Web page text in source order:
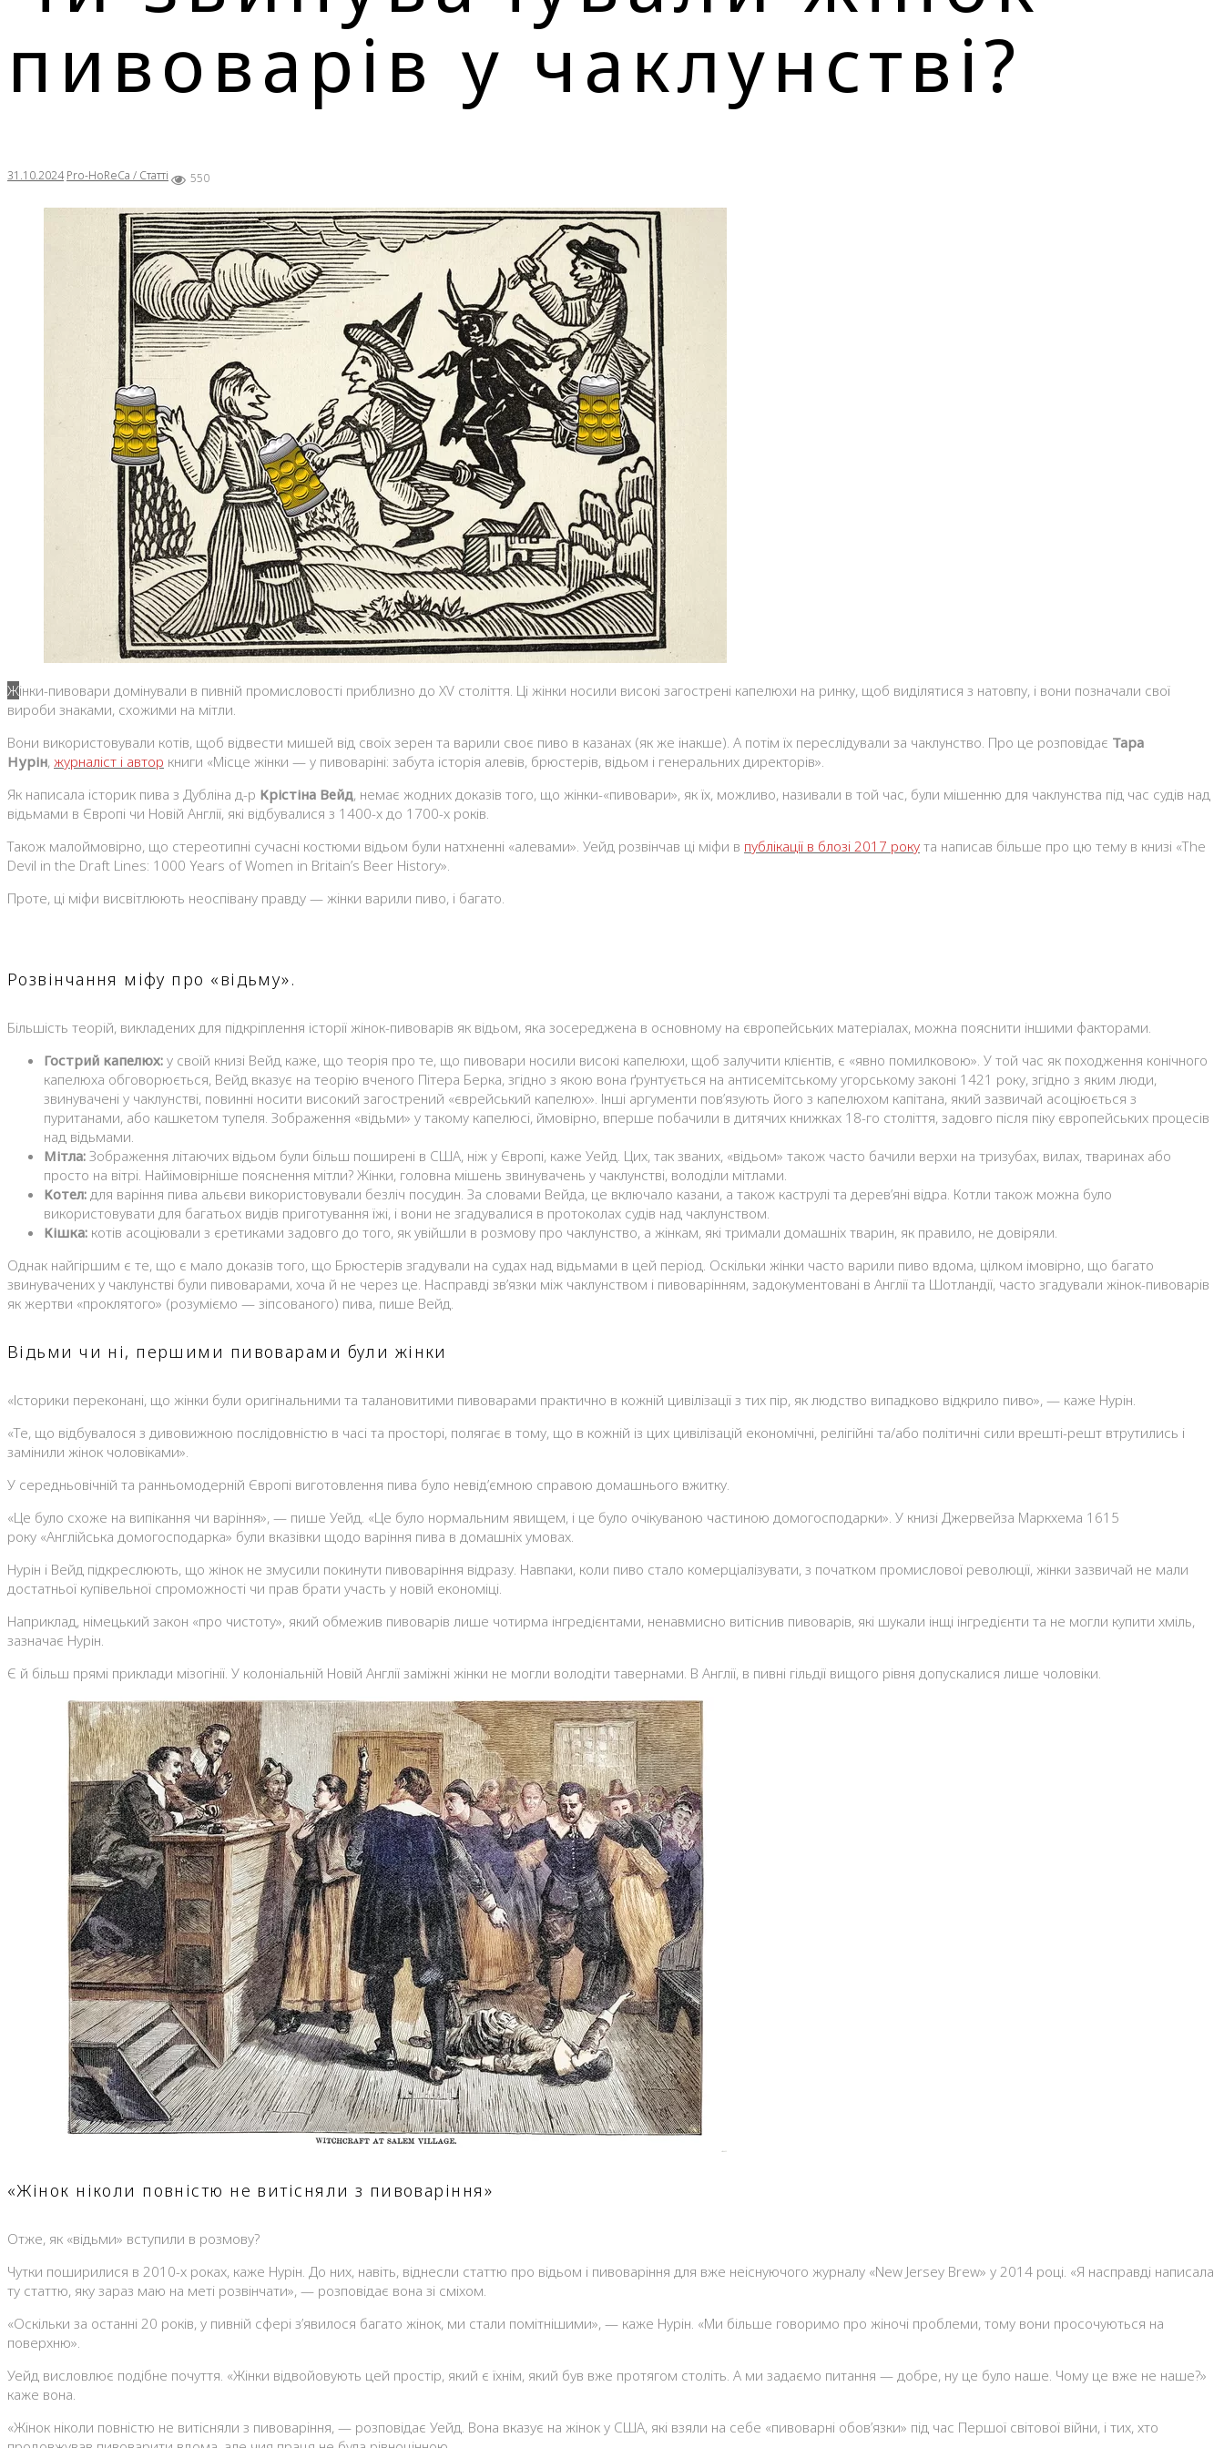
пивоварів у чаклунстві?
31.10.2024 Pro-HoReCa / Статті 550
Жінки-пивовари домінували в пивній промисловості приблизно до XV століття. Ці жінки носили високі загострені капелюхи на ринку, щоб виділятися з натовпу, і вони позначали свої
вироби знаками, схожими на мітли.
Вони використовували котів, щоб відвести мишей від своїх зерен та варили своє пиво в казанах (як же інакше). А потім їх переслідували за чаклунство. Про це розповідає Тара
Нурін, журналіст і автор книги «Місце жінки — у пивоваріні: забута історія алевів, брюстерів, відьом і генеральних директорів».
Як написала історик пива з Дубліна д-р Крістіна Вейд, немає жодних доказів того, що жінки-«пивовари», як їх, можливо, називали в той час, були мішенню для чаклунства під час судів над
відьмами в Європі чи Новій Англії, які відбувалися з 1400-х до 1700-х років.
Також малоймовірно, що стереотипні сучасні костюми відьом були натхненні «алевами». Уейд розвінчав ці міфи в публікації в блозі 2017 року та написав більше про цю тему в книзі «The
Devil in the Draft Lines: 1000 Years of Women in Britain’s Beer History».
Проте, ці міфи висвітлюють неоспівану правду — жінки варили пиво, і багато.
Розвінчання міфу про «відьму».
Більшість теорій, викладених для підкріплення історії жінок-пивоварів як відьом, яка зосереджена в основному на європейських матеріалах, можна пояснити іншими факторами.
Гострий капелюх: у своїй книзі Вейд каже, що теорія про те, що пивовари носили високі капелюхи, щоб залучити клієнтів, є «явно помилковою». У той час як походження конічного
капелюха обговорюється, Вейд вказує на теорію вченого Пітера Берка, згідно з якою вона ґрунтується на антисемітському угорському законі 1421 року, згідно з яким люди,
звинувачені у чаклунстві, повинні носити високий загострений «єврейський капелюх». Інші аргументи пов’язують його з капелюхом капітана, який зазвичай асоціюється з
пуританами, або кашкетом тупеля. Зображення «відьми» у такому капелюсі, ймовірно, вперше побачили в дитячих книжках 18-го століття, задовго після піку європейських процесів
над відьмами.
Мітла: Зображення літаючих відьом були більш поширені в США, ніж у Європі, каже Уейд. Цих, так званих, «відьом» також часто бачили верхи на тризубах, вилах, тваринах або
просто на вітрі. Найімовірніше пояснення мітли? Жінки, головна мішень звинувачень у чаклунстві, володіли мітлами.
Котел: для варіння пива альєви використовували безліч посудин. За словами Вейда, це включало казани, а також каструлі та дерев’яні відра. Котли також можна було
використовувати для багатьох видів приготування їжі, і вони не згадувалися в протоколах судів над чаклунством.
Кішка: котів асоціювали з єретиками задовго до того, як увійшли в розмову про чаклунство, а жінкам, які тримали домашніх тварин, як правило, не довіряли.
Однак найгіршим є те, що є мало доказів того, що Брюстерів згадували на судах над відьмами в цей період. Оскільки жінки часто варили пиво вдома, цілком імовірно, що багато
звинувачених у чаклунстві були пивоварами, хоча й не через це. Насправді зв’язки між чаклунством і пивоварінням, задокументовані в Англії та Шотландії, часто згадували жінок-пивоварів
як жертви «проклятого» (розуміємо — зіпсованого) пива, пише Вейд.
Відьми чи ні, першими пивоварами були жінки
«Історики переконані, що жінки були оригінальними та талановитими пивоварами практично в кожній цивілізації з тих пір, як людство випадково відкрило пиво», — каже Нурін.
«Те, що відбувалося з дивовижною послідовністю в часі та просторі, полягає в тому, що в кожній із цих цивілізацій економічні, релігійні та/або політичні сили врешті-решт втрутились і
замінили жінок чоловіками».
У середньовічній та ранньомодерній Європі виготовлення пива було невід’ємною справою домашнього вжитку.
«Це було схоже на випікання чи варіння», — пише Уейд. «Це було нормальним явищем, і це було очікуваною частиною домогосподарки». У книзі Джервейза Маркхема 1615
року «Англійська домогосподарка» були вказівки щодо варіння пива в домашніх умовах.
Нурін і Вейд підкреслюють, що жінок не змусили покинути пивоваріння відразу. Навпаки, коли пиво стало комерціалізувати, з початком промислової революції, жінки зазвичай не мали
достатньої купівельної спроможності чи прав брати участь у новій економіці.
Наприклад, німецький закон «про чистоту», який обмежив пивоварів лише чотирма інгредієнтами, ненавмисно витіснив пивоварів, які шукали інщі інгредієнти та не могли купити хміль,
зазначає Нурін.
Є й більш прямі приклади мізогінії. У колоніальній Новій Англії заміжні жінки не могли володіти тавернами. В Англії, в пивні гільдії вищого рівня допускалися лише чоловіки.
«Жінок ніколи повністю не витісняли з пивоваріння»
Отже, як «відьми» вступили в розмову?
Чутки поширилися в 2010-х роках, каже Нурін. До них, навіть, віднесли статтю про відьом і пивоваріння для вже неіснуючого журналу «New Jersey Brew» у 2014 році. «Я насправді написала
ту статтю, яку зараз маю на меті розвінчати», — розповідає вона зі сміхом.
«Оскільки за останні 20 років, у пивній сфері з’явилося багато жінок, ми стали помітнішими», — каже Нурін. «Ми більше говоримо про жіночі проблеми, тому вони просочуються на
поверхню».
Уейд висловлює подібне почуття. «Жінки відвойовують цей простір, який є їхнім, який був вже протягом століть. А ми задаємо питання — добре, ну це було наше. Чому це вже не наше?»
каже вона.
«Жінок ніколи повністю не витісняли з пивоваріння, — розповідає Уейд. Вона вказує на жінок у США, які взяли на себе «пивоварні обов’язки» під час Першої світової війни, і тих, хто